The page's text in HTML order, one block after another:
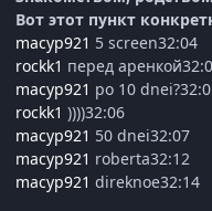
Вот этот пункт
macyp921 5 screen32:04
rockk1 перед
macyp921 po 10
rockk1 ))))32:06
macyp921 50 dnei32:07
macyp921 roberta32:12
macyp921 direknoe32:14